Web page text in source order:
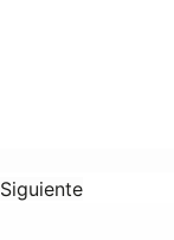
Siguiente